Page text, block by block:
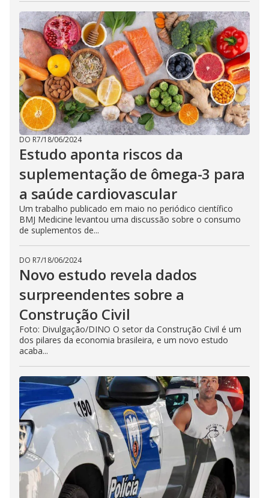
DO R7/18/06/2024
Estudo aponta riscos da
suplementação de ômega-3 para
a saúde cardiovascular
Um trabalho publicado em maio no periódico científico
BMJ Medicine levantou uma discussão sobre o consumo
de suplementos de...
DO R7/18/06/2024
Novo estudo revela dados
surpreendentes sobre a
Construção Civil
Foto: Divulgação/DINO O setor da Construção Civil é um
dos pilares da economia brasileira, e um novo estudo
acaba...